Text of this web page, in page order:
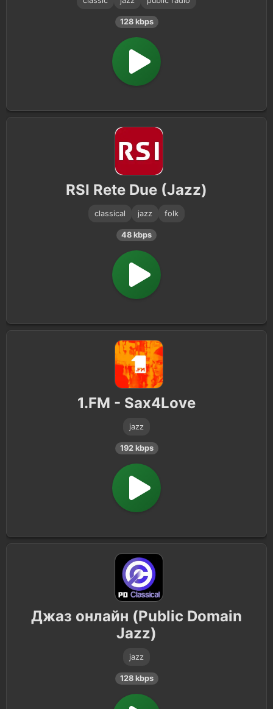
128 kbps
RSI Rete Due (Jazz)
classical jazz folk
48 kbps
1.FM - Sax4Love
jazz
192 kbps
Джаз онлайн (Public Domain
Jazz)
jazz
128 kbps